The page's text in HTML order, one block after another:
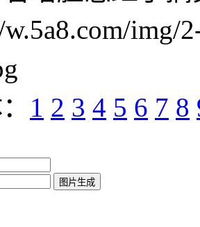
img/
1 2 3 4 5 6 7 8